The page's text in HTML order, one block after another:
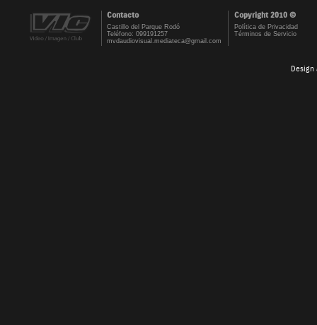
Contacto Copyright 2010 ©
Castillo del Parque Rodó
Teléfono: 099191257
mvdaudiovisual.mediateca@gmail.com
Política de Privacidad
Términos de Servicio